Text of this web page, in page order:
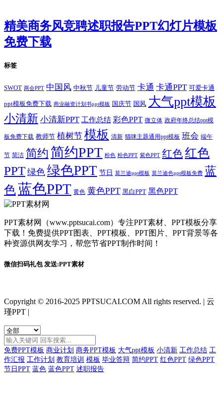
精美商务风竞聘述职报告PPT幻灯片模板
免费下载
标签
SWOT 两会PPT 中国风 中秋节 儿童节 劳动节 卡通 卡通PPT 可爱卡通
ppt模板免费下载 商业融资计划书ppt模板 国庆节 国风 大气ppt模板
小清新 小清新PPT 工作总结 彩色PPT 微立体 政府年终总结ppt模
板免费下载 教师节 植树节 模板 清新 猫咪主题通用ppt模板 班会 端午
节 简洁 简约 简约PPT 粉色 粉色PPT 紫色PPT 红色红色
PPT 绿色 绿色PPT 节日 莫兰迪ppt模板 莫兰迪色ppt模板免费 蓝
色蓝色PPT 黄色 黄色PPT 黑白PPT 黑色PPT
PPT素材网（www.pptsucai.com）专注PPT素材、PPT模板分享
下载！免费提供PPT图表、PPT模板、PPT图片、PPT背景等各
种资源供网友学习，帮您节省PPT制作时间！
微信扫码礼包 发送:PPT素材
Copyright © 2016-2025 PPTSUCAI.COM All rights reserved. | 云
瑾PPT |
免费PPT模板 商业计划 商务PPT模板 大气ppt模板 小清新 工作总结 工
作汇报 工作计划 教育培训 模板 毕业答辩 简约PPT 红色PPT 绿色PPT
节日PPT 蓝色 蓝色PPT 述职报告